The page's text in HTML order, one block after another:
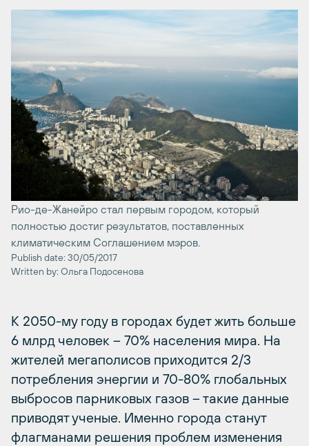
Рио-де-Жанейро стал первым городом, который
полностью достиг результатов, поставленных
климатическим Соглашением мэров.
Publish date: 30/05/2017
Written by: Ольга Подосенова
К 2050-му году в городах будет жить больше
6 млрд человек – 70% населения мира. На
жителей мегаполисов приходится 2/3
потребления энергии и 70-80% глобальных
выбросов парниковых газов – такие данные
приводят ученые. Именно города станут
флагманами решения проблем изменения